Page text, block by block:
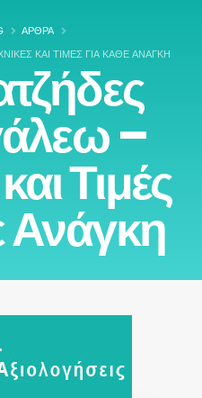
ΆΡΘΡΑ
ΚΑΙ ΤΙΜΈΣ ΓΙΑ ΚΆΘΕ ΑΝΆΓΚΗ
–
Τιμές
Ανάγκη